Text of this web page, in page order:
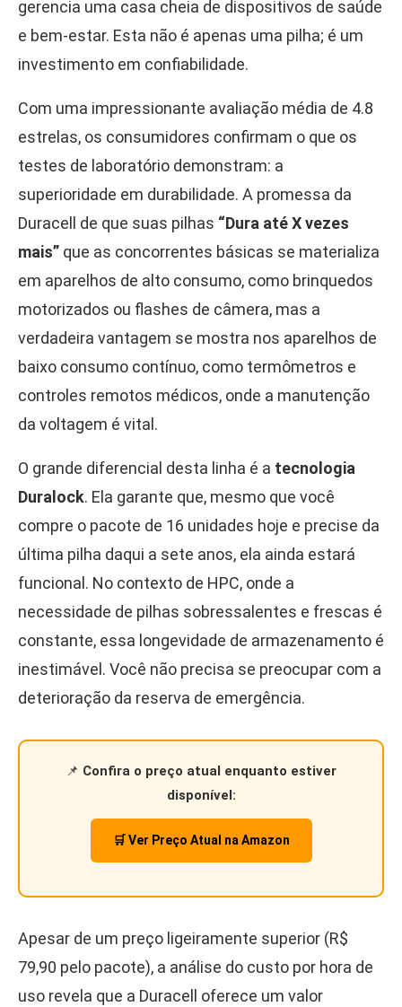
gerencia uma casa cheia de dispositivos de saúde
e bem-estar. Esta não é apenas uma pilha; é um
investimento em confiabilidade.
Com uma impressionante avaliação média de 4.8
estrelas, os consumidores confirmam o que os
testes de laboratório demonstram: a
superioridade em durabilidade. A promessa da
Duracell de que suas pilhas “Dura até X vezes
mais” que as concorrentes básicas se materializa
em aparelhos de alto consumo, como brinquedos
motorizados ou flashes de câmera, mas a
verdadeira vantagem se mostra nos aparelhos de
baixo consumo contínuo, como termômetros e
controles remotos médicos, onde a manutenção
da voltagem é vital.
O grande diferencial desta linha é a tecnologia
Duralock. Ela garante que, mesmo que você
compre o pacote de 16 unidades hoje e precise da
última pilha daqui a sete anos, ela ainda estará
funcional. No contexto de HPC, onde a
necessidade de pilhas sobressalentes e frescas é
constante, essa longevidade de armazenamento é
inestimável. Você não precisa se preocupar com a
deterioração da reserva de emergência.
📌 Confira o preço atual enquanto estiver
disponível:
🛒 Ver Preço Atual na Amazon
Apesar de um preço ligeiramente superior (R$
79,90 pelo pacote), a análise do custo por hora de
uso revela que a Duracell oferece um valor